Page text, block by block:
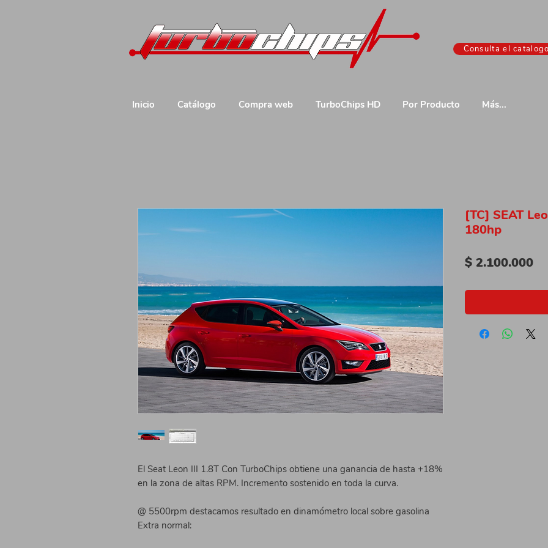
Consulta el
Inicio Catálogo Compra web TurboChips HD Por Producto Más...
El Seat Leon III 1.8T Con TurboChips obtiene una ganancia de hasta +18%
en la zona de altas RPM. Incremento sostenido en toda la curva.
@ 5500rpm destacamos resultado en dinamómetro local sobre gasolina
Extra normal:
[TC] SEAT
180hp
$ 2.100.000